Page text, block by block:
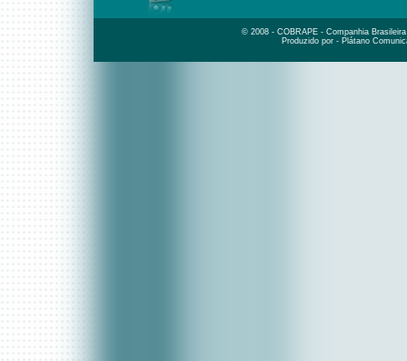
© 2008 - COBRAPE - Companhia
Produzido por - Plátano